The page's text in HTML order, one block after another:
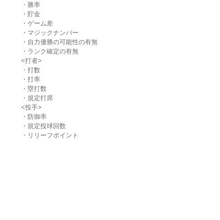
・勝率
・貯金
・ゲーム差
・マジックナンバー
・自力優勝の可能性の有無
・ランク確定の有無
<打者>
・打数
・打率
・塁打数
・規定打席
<投手>
・防御率
・規定投球回数
・リリーフポイント